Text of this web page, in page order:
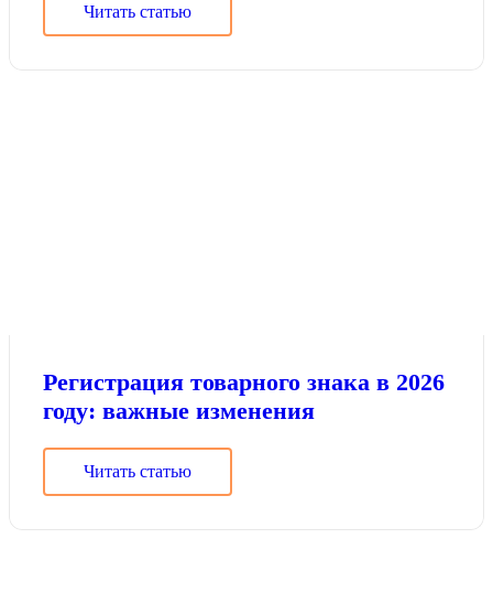
Читать статью
Регистрация товарного знака в 2026
году: важные изменения
Читать статью